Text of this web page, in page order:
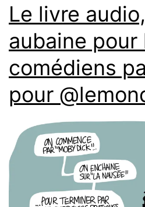
Le livre
aubaine pour
comédiens
pour